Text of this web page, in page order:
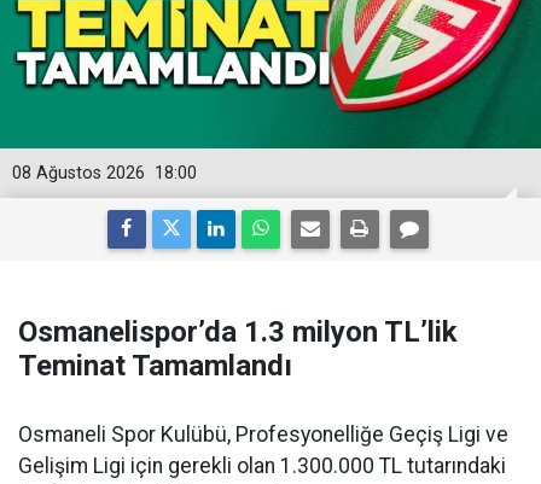
18:00
08 Ağustos 2026
Osmanelispor’da 1.3 milyon TL’lik
Teminat Tamamlandı
Osmaneli Spor Kulübü, Profesyonelliğe Geçiş Ligi ve
Gelişim Ligi için gerekli olan 1.300.000 TL tutarındaki